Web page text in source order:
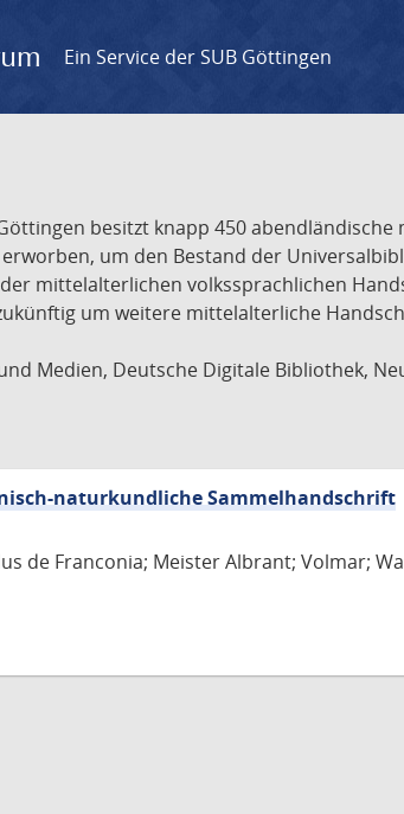
Ein Service der SUB Göttingen
besitzt knapp 450
um den Bestand der
mittelalterlichen volkssprachlichen
um weitere mittelalterliche
Medien, Deutsche Digitale Bibliothek,
naturkundliche Sammelhandschrift
de Franconia; Meister Albrant; Volmar;